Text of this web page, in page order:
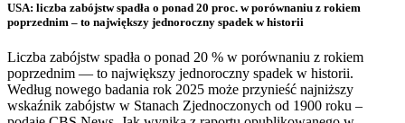
USA: liczba zabójstw spadła o ponad 20 proc. w porównaniu z rokiem
poprzednim – to największy jednoroczny spadek w historii
Liczba zabójstw spadła o ponad 20 % w porównaniu z rokiem
poprzednim — to największy jednoroczny spadek w historii.
Według nowego badania rok 2025 może przynieść najniższy
wskaźnik zabójstw w Stanach Zjednoczonych od 1900 roku –